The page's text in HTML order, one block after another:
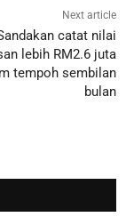
Next article
catat nilai
lebih RM2.6 juta
tempoh sembilan
bulan